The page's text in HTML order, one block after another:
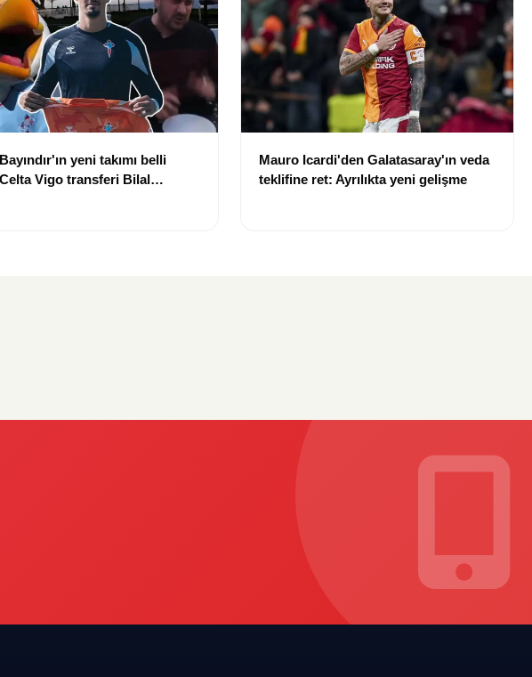
yeni takımı belli
Vigo transferi Bilal
Mauro Icardi'den Galatasaray'ın veda
teklifine ret: Ayrılıkta yeni gelişme